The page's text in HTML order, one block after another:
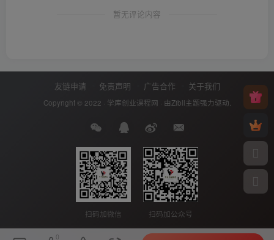
暂无评论内容
友链申请 免责声明 广告合作 关于我们
Copyright © 2022 · 学库创业课程网 · 由Zibll主题强力驱动.
扫码加微信 扫码加公众号
0